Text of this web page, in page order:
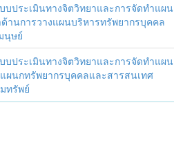
ประเมินทางจิตวิทยาและการจัดทำแผน
นการวางแผนบริหารทรัพยากรบุคคล
นุษย์
ประเมินทางจิตวิทยาและการจัดทำแผน
นกทรัพยากรบุคคลและสารสนเทศ
ทรัพย์